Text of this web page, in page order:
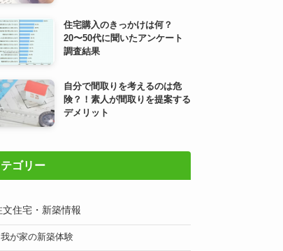
住宅購入のきっかけは何？
20〜50代に聞いたアンケート
調査結果
自分で間取りを考えるのは危
険？！素人が間取りを提案する
デメリット
ゴリー
文住宅・新築情報
我が家の新築体験